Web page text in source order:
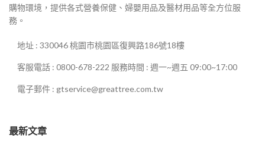
購物環境，提供各式營養保健、婦嬰用品及醫材用品等全方位服
務。
地址 : 330046 桃園市桃園區復興路186號18樓
客服電話 : 0800-678-222 服務時間 : 週一~週五 09:00~17:00
電子郵件 : gtservice@greattree.com.tw
最新文章